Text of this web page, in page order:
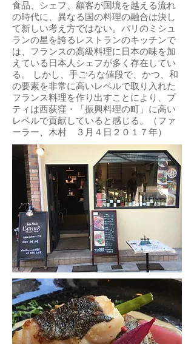
食品、シェフ、顧客が国境を越える流れ
の時代に、異なる国の料理の融合は決し
て新しい考え方ではない。パリのミシュ
ランの星を誇るレストランのキッチンで
は、フランスの高級料理に日本の味を加
えている日本人シェフが多く存在してい
る。 しかし、手ごろな値段で、かつ、和
の要素を非常に高いレベルで取り入れた
フランス料理を作り出すことにより、プ
ティは西荻窪・「振興料理の町」に高い
レベルで貢献していると感じる。（ファ
ーラー、木村 ３月４日２０１７年）